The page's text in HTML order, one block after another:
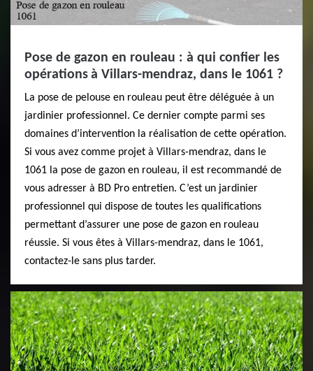
Pose de gazon en rouleau : à qui confier les
opérations à Villars-mendraz, dans le 1061 ?
La pose de pelouse en rouleau peut être déléguée à un
jardinier professionnel. Ce dernier compte parmi ses
domaines d’intervention la réalisation de cette opération.
Si vous avez comme projet à Villars-mendraz, dans le
1061 la pose de gazon en rouleau, il est recommandé de
vous adresser à BD Pro entretien. C’est un jardinier
professionnel qui dispose de toutes les qualifications
permettant d’assurer une pose de gazon en rouleau
réussie. Si vous êtes à Villars-mendraz, dans le 1061,
contactez-le sans plus tarder.